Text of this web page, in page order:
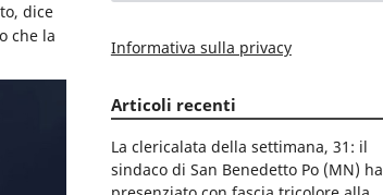
dice
che la
Informativa sulla privacy
Articoli recenti
La clericalata della settimana, 31: il
sindaco di San Benedetto Po (MN) ha